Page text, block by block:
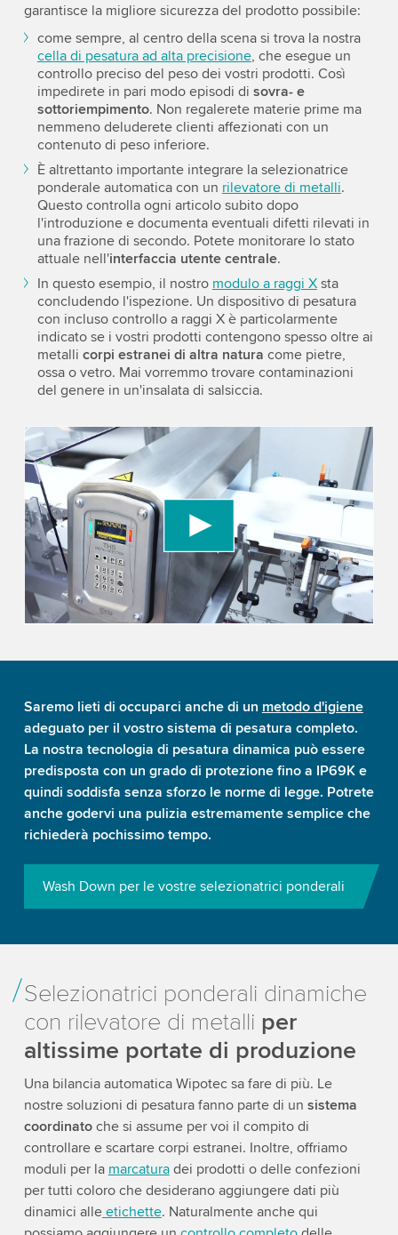
garantisce la migliore sicurezza del prodotto possibile:
come sempre, al centro della scena si trova la nostra
cella di pesatura ad alta precisione, che esegue un
controllo preciso del peso dei vostri prodotti. Così
impedirete in pari modo episodi di sovra- e
sottoriempimento. Non regalerete materie prime ma
nemmeno deluderete clienti affezionati con un
contenuto di peso inferiore.
È altrettanto importante integrare la selezionatrice
ponderale automatica con un rilevatore di metalli.
Questo controlla ogni articolo subito dopo
l'introduzione e documenta eventuali difetti rilevati in
una frazione di secondo. Potete monitorare lo stato
attuale nell'interfaccia utente centrale.
In questo esempio, il nostro modulo a raggi Xsta
concludendo l'ispezione. Un dispositivo di pesatura
con incluso controllo a raggi X è particolarmente
indicato se i vostri prodotti contengono spesso oltre ai
metalli corpi estranei di altra natura come pietre,
ossa o vetro. Mai vorremmo trovare contaminazioni
del genere in un'insalata di salsiccia.
We need your consent to load the YouTube
Video service!
We use a third party service to embed video
content that may collect data about your activity.
Please review the details and accept the service
to watch this video.
Accept More information
Saremo lieti di occuparci anche di un metodo d'igiene
adeguato per il vostro sistema di pesatura completo.
La nostra tecnologia di pesatura dinamica può essere
predisposta con un grado di protezione fino a IP69K e
quindi soddisfa senza sforzo le norme di legge. Potrete
anche godervi una pulizia estremamente semplice che
richiederà pochissimo tempo.
Wash Down per le vostre selezionatrici ponderali
Selezionatrici ponderali dinamiche
con rilevatore di metalli per
altissime portate di produzione
Una bilancia automatica Wipotec sa fare di più. Le
nostre soluzioni di pesatura fanno parte di un sistema
coordinatoche si assume per voi il compito di
controllare e scartare corpi estranei. Inoltre, offriamo
moduli per la marcaturadei prodotti o delle confezioni
per tutti coloro che desiderano aggiungere dati più
dinamici alleetichette. Naturalmente anche qui